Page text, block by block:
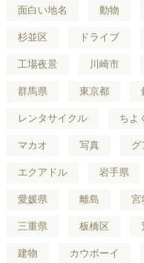
面白い地名 動物
杉並区 ドライブ
工場夜景 川崎市
群馬県 東京都
レンタサイクル ちよ
マカオ 写真 グ
エクアドル 岩手県
愛媛県 離島 宮
三重県 板橋区
建物 カウボーイ